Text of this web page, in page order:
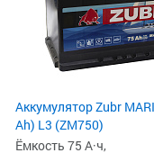
Аккумулятор Zubr
Ah) L3 (ZM750)
Ёмкость 75 А·ч,